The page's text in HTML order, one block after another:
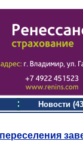
Новости